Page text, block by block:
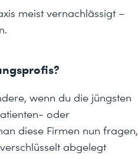
meist vernachlässigt –
wenn du die jüngsten
oder
diese Firmen nun fragen,
abgelegt